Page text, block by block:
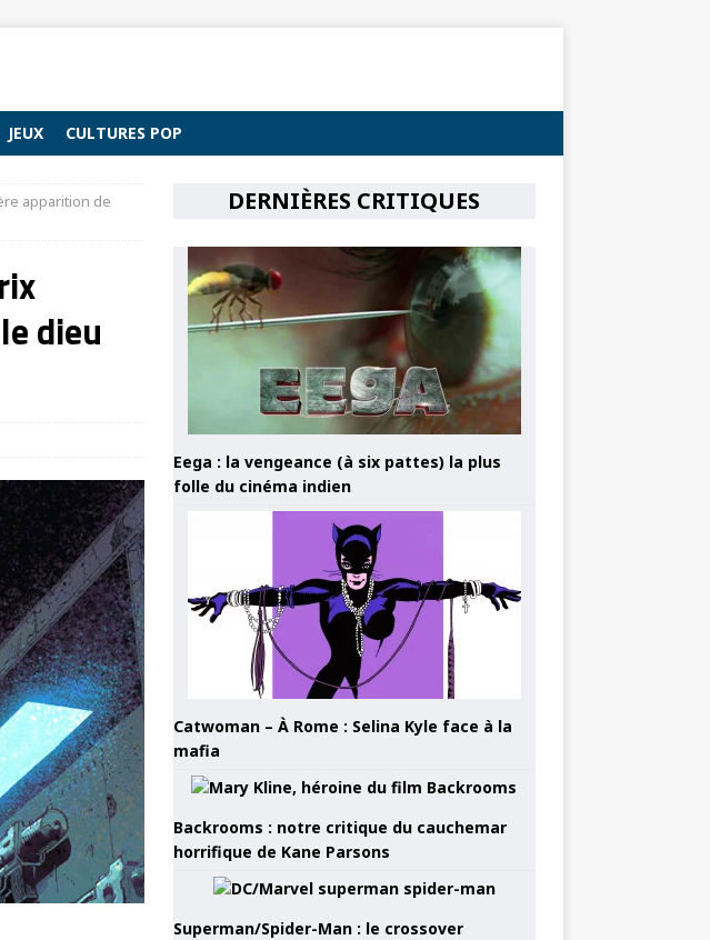
JEUX CULTURES POP
apparition de
dieu
DERNIÈRES CRITIQUES
Eega : la vengeance (à six pattes) la plus
folle du cinéma indien
Catwoman – À Rome : Selina Kyle face à la
mafia
Backrooms : notre critique du cauchemar
horrifique de Kane Parsons
Superman/Spider-Man : le crossover